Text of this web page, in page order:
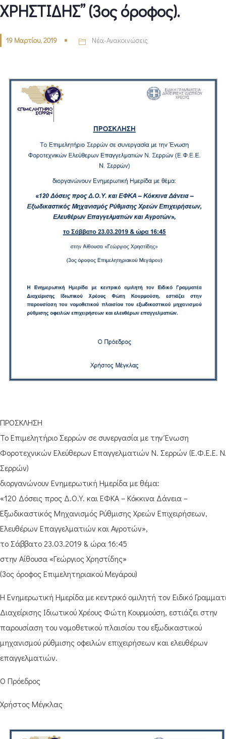
ΧΡΗΣΤΙΔΗΣ” (3ος όροφος).
19 Μαρτίου, 2019 Νέα-Ανακοινώσεις
ΠΡΟΣΚΛΗΣΗ
Το Επιμελητήριο Σερρών σε συνεργασία με την Ένωση
Φοροτεχνικών Ελεύθερων Επαγγελματιών Ν. Σερρών (Ε.Φ.Ε.Ε.
Σερρών)
διοργανώνουν Ενημερωτική Ημερίδα με θέμα:
«120 Δόσεις προς Δ.Ο.Υ. και ΕΦΚΑ – Κόκκινα Δάνεια –
Εξωδικαστικός Μηχανισμός Ρύθμισης Χρεών Επιχειρήσεων,
Ελευθέρων Επαγγελματιών και Αγροτών»,
το Σάββατο 23.03.2019 & ώρα 16:45
στην Αίθουσα «Γεώργιος Χρηστίδης»
(3ος όροφος Επιμελητηριακού Μεγάρου)
Η Ενημερωτική Ημερίδα με κεντρικό ομιλητή τον Ειδικό
Διαχείρισης Ιδιωτικού Χρέους Φώτη Κουρμούση, εστιάζει στην
παρουσίαση του νομοθετικού πλαισίου του εξωδικαστικού
μηχανισμού ρύθμισης οφειλών επιχειρήσεων και ελευθέρων
επαγγελματιών.
Ο Πρόεδρος
Χρήστος Μέγκλας